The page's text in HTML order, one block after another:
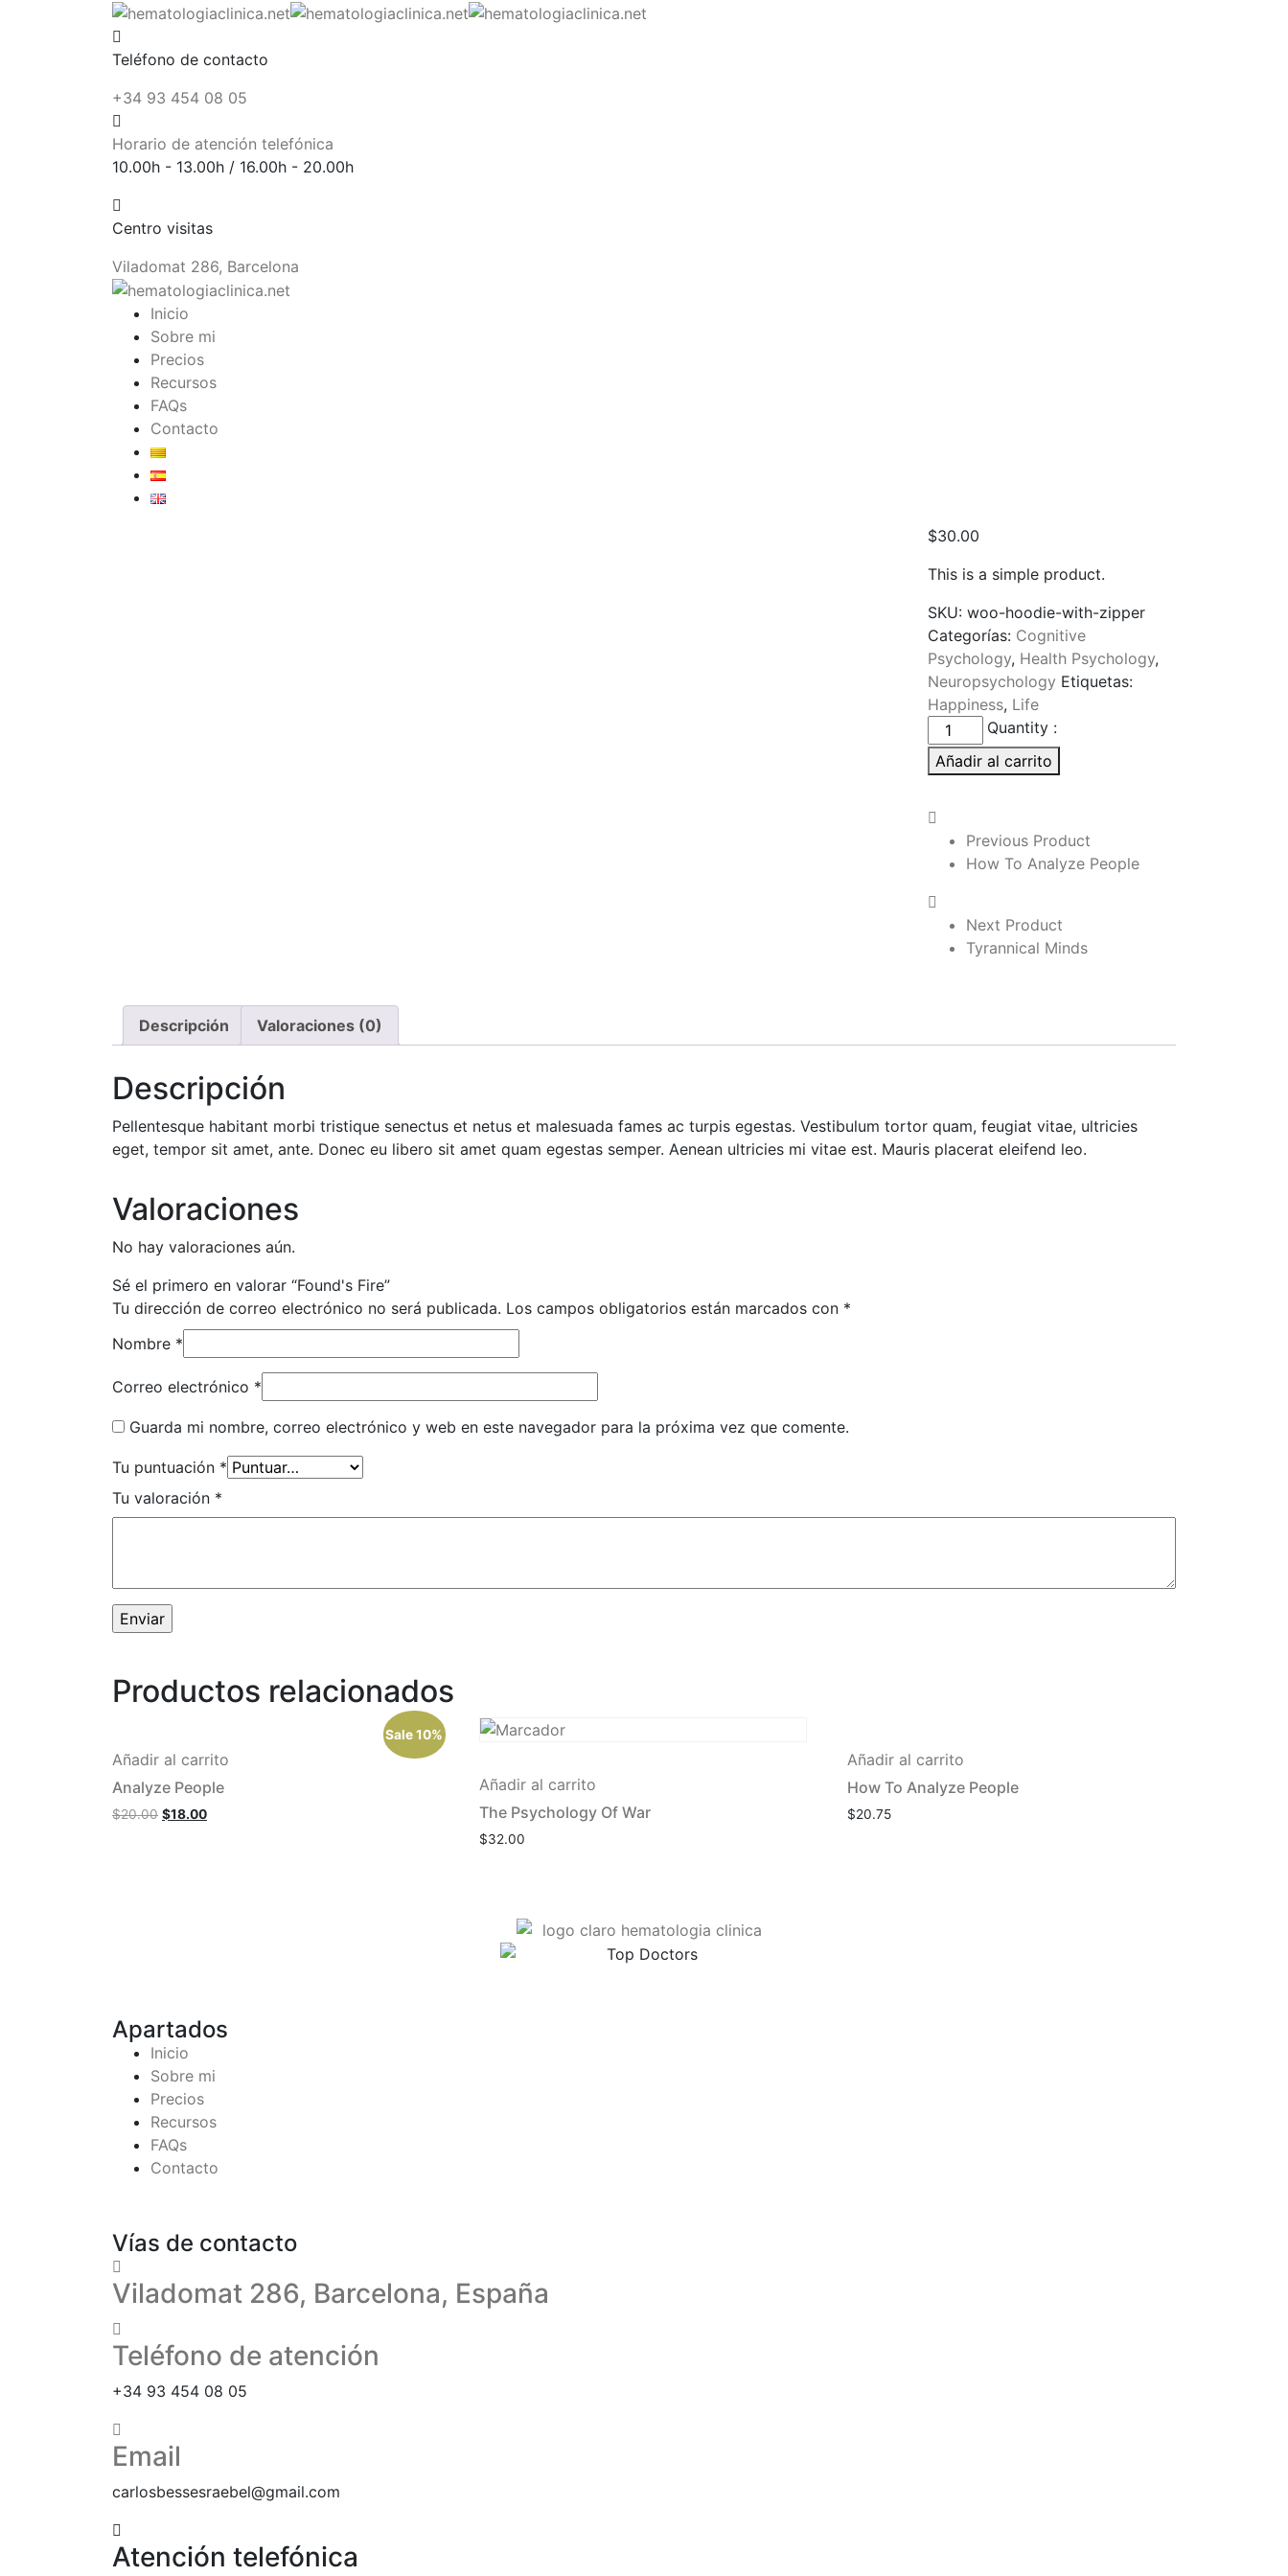
Teléfono de contacto
+34 93 454 08 05
Horario de atención telefónica
10.00h - 13.00h / 16.00h - 20.00h
Centro visitas
Viladomat 286, Barcelona
Inicio
Sobre mi
Precios
Recursos
FAQs
Contacto
$30.00
This is a simple product.
SKU: woo-hoodie-with-zipper
Categorías: Cognitive
Psychology, Health Psychology,
Neuropsychology Etiquetas:
Happiness, Life
Quantity :
Found's
Fire
cantidad
Añadir al carrito
Previous Product
How To Analyze People
Next Product
Tyrannical Minds
Descripción Valoraciones (0)
Descripción
Pellentesque habitant morbi tristique senectus et netus et malesuada fames ac turpis egestas. Vestibulum tortor quam, feugiat vitae, ultricies
eget, tempor sit amet, ante. Donec eu libero sit amet quam egestas semper. Aenean ultricies mi vitae est. Mauris placerat eleifend leo.
Valoraciones
No hay valoraciones aún.
Sé el primero en valorar “Found's Fire”
Tu dirección de correo electrónico no será publicada. Los campos obligatorios están marcados con *
Nombre *
Correo electrónico *
Guarda mi nombre, correo electrónico y web en este navegador para la próxima vez que comente.
Tu puntuación *
Tu valoración *
Productos relacionados
Sale 10%
Añadir al carrito
Analyze People
$20.00 $18.00
Añadir al carrito
The Psychology Of War
$32.00
Añadir al carrito
How To Analyze People
$20.75
Apartados
Inicio
Sobre mi
Precios
Recursos
FAQs
Contacto
Vías de contacto
Viladomat 286, Barcelona, España
Teléfono de atención
+34 93 454 08 05
Email
carlosbessesraebel@gmail.com
Atención telefónica